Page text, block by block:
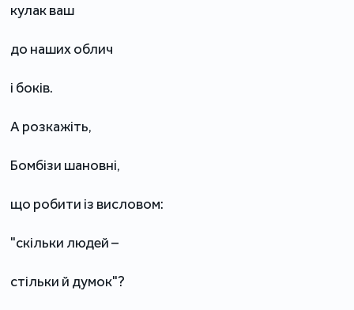
кулак ваш
до наших облич
і боків.
А розкажіть,
Бомбізи шановні,
що робити із висловом:
"скільки людей –
стільки й думок"?